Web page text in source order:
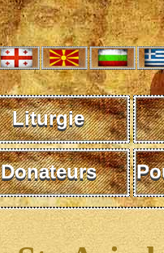
Liturgie
Donateurs